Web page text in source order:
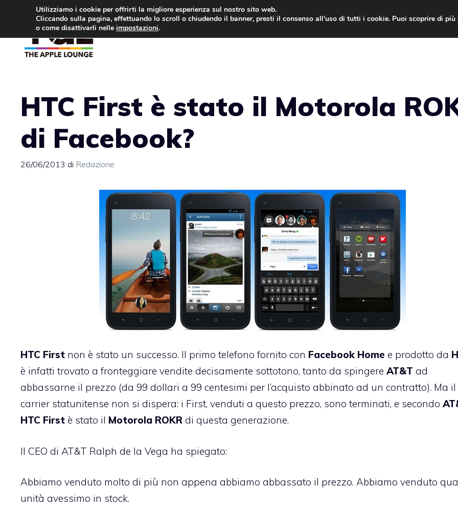
contenuto
HTC First è stato il Motorola
di Facebook?
26/06/2013 di Redazione
HTC First non è stato un successo. Il primo telefono fornito con Facebook Home e prodotto da
è infatti trovato a fronteggiare vendite decisamente sottotono, tanto da spingere AT&T ad
abbassarne il prezzo (da 99 dollari a 99 centesimi per l’acquisto abbinato ad un contratto). Ma il
carrier statunitense non si dispera: i First, venduti a questo prezzo, sono terminati, e secondo
HTC First è stato il Motorola ROKR di questa generazione.
Il CEO di AT&T Ralph de la Vega ha spiegato:
Abbiamo venduto molto di più non appena abbiamo abbassato il prezzo. Abbiamo venduto
unità avessimo in stock.
Utilizziamo i cookie per offrirti la migliore esperienza sul nostro sito web.
Cliccando sulla pagina, effettuando lo scroll o chiudendo il banner, presti il consenso all’uso di tutti i cookie. Puoi scoprire di
o come disattivarli nelle impostazioni.